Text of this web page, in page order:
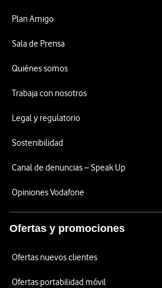
Plan Amigo
Sala de Prensa
Quiénes somos
Trabaja con nosotros
Legal y regulatorio
Sostenibilidad
Canal de denuncias – Speak Up
Opiniones Vodafone
Ofertas y promociones
Ofertas nuevos clientes
Ofertas portabilidad móvil